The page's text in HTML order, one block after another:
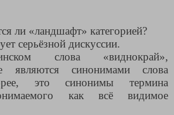
ли «ландшафт» категорией?
серьёзной дискуссии.
слова «виднокрай»,
являются синонимами слова
это синонимы термина
как всё видимое